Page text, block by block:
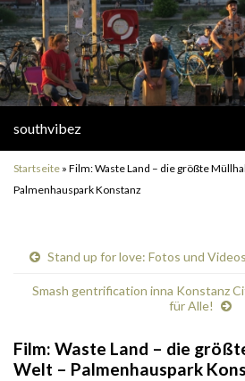
southvibez
Startseite » Film: Waste Land – die größte
Palmenhauspark Konstanz
Stand up for love: Fotos und
Smash gentrification inna Konstanz
für Alle!
Film: Waste Land – die
Welt – Palmenhauspark